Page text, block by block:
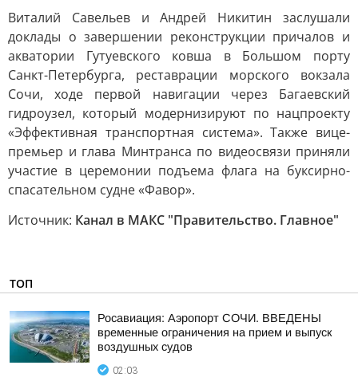
Виталий Савельев и Андрей Никитин заслушали
доклады о завершении реконструкции причалов и
акватории Гутуевского ковша в Большом порту
Санкт-Петербурга, реставрации морского вокзала
Сочи, ходе первой навигации через Багаевский
гидроузел, который модернизируют по нацпроекту
«Эффективная транспортная система». Также вице-
премьер и глава Минтранса по видеосвязи приняли
участие в церемонии подъема флага на буксирно-
спасательном судне «Фавор».
Источник: Канал в МАКС "Правительство. Главное"
ТОП
Росавиация: Аэропорт СОЧИ. ВВЕДЕНЫ
временные ограничения на прием и выпуск
воздушных судов
02:03